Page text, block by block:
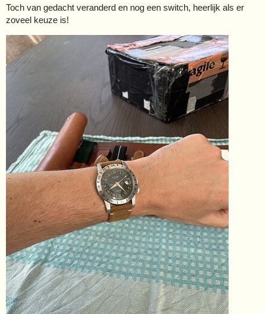
Toch van gedacht veranderd en nog een switch, heerlijk als er
zoveel keuze is!